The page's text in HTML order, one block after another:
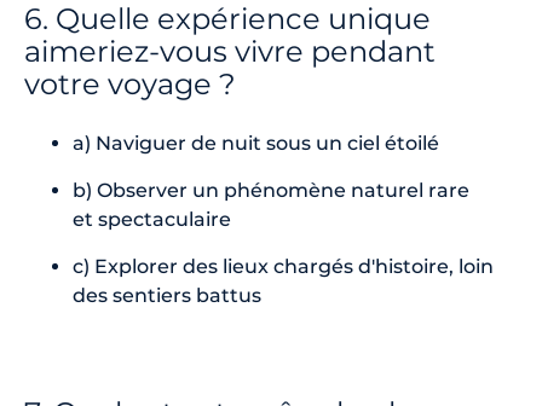
6. Quelle expérience unique
aimeriez-vous vivre pendant
votre voyage ?
a) Naviguer de nuit sous un ciel étoilé
b) Observer un phénomène naturel rare
et spectaculaire
c) Explorer des lieux chargés d'histoire, loin
des sentiers battus